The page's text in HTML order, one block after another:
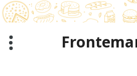
Zum
Inhalt
springen